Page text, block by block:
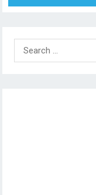
for: